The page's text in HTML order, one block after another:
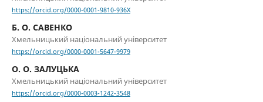
https://orcid.org/0000-0001-9810-936X
Б. О. САВЕНКО
Хмельницький національний університет
https://orcid.org/0000-0001-5647-9979
О. О. ЗАЛУЦЬКА
Хмельницький національний університет
https://orcid.org/0000-0003-1242-3548